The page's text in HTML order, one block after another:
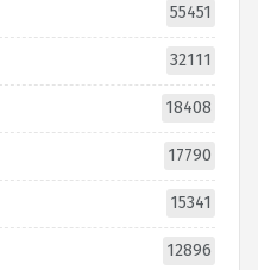
55451
32111
18408
17790
15341
12896